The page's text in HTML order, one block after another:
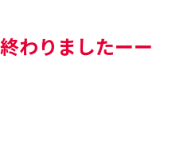
わりましたーー